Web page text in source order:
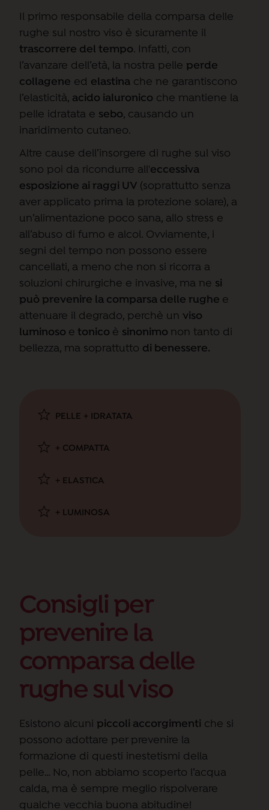
Il primo responsabile della comparsa delle
rughe sul nostro viso è sicuramente il
trascorrere del tempo. Infatti, con
l’avanzare dell’età, la nostra pelle perde
collagene ed elastinache ne garantiscono
l’elasticità, acido ialuronico che mantiene la
pelle idratata e sebo, causando un
inaridimento cutaneo.
Altre cause dell’insorgere di rughe sul viso
sono poi da ricondurre all'eccessiva
esposizione ai raggi UV (soprattutto senza
aver applicato prima la protezione solare), a
un’alimentazione poco sana, allo stress e
all’abuso di fumo e alcol. Ovviamente, i
segni del tempo non possono essere
cancellati, a meno che non si ricorra a
soluzioni chirurgiche e invasive, ma ne si
può prevenire la comparsa delle rughe e
attenuare il degrado, perchè un viso
luminoso e tonico è sinonimo non tanto di
bellezza, ma soprattutto di benessere.
PELLE + IDRATATA
+ COMPATTA
+ ELASTICA
+ LUMINOSA
Consigli per
prevenire la
comparsa delle
rughe sul viso
Esistono alcuni piccoli accorgimenti che si
possono adottare per prevenire la
formazione di questi inestetismi della
pelle… No, non abbiamo scoperto l’acqua
calda, ma è sempre meglio rispolverare
qualche vecchia buona abitudine!